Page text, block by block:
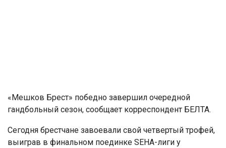
«Мешков Брест» победно завершил очередной
гандбольный сезон, сообщает корреспондент БЕЛТА.
Сегодня брестчане завоевали свой четвертый трофей,
выиграв в финальном поединке SEHA-лиги у